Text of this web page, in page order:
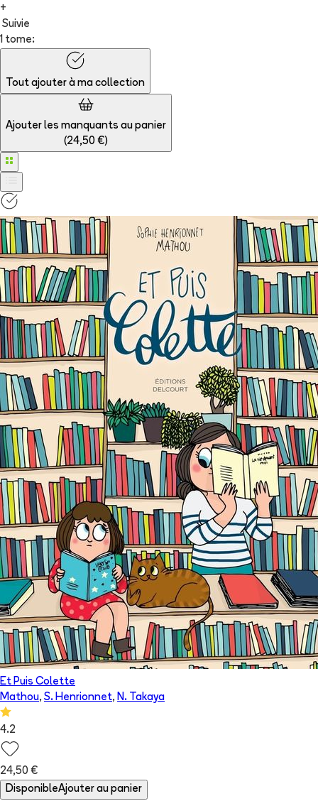
+
Suivie
1 tome:
Tout ajouter à ma collection
Ajouter les manquants au panier
(24,50 €)
Et Puis Colette
Mathou, S. Henrionnet, N. Takaya
4.2
24,50 €
DisponibleAjouter au panier